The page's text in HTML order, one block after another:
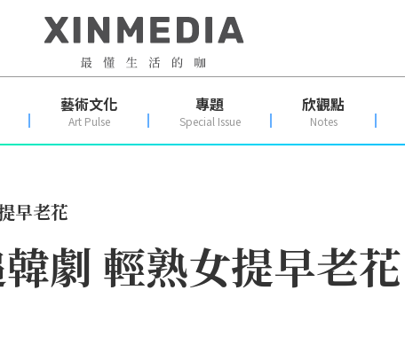
藝術文化
Art Pulse
專題
Special Issue
欣觀點
Notes
早老花
劇 輕熟女提早老花